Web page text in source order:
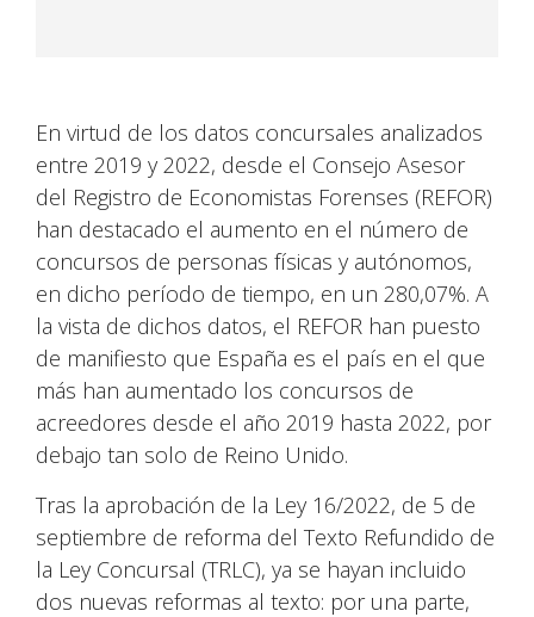
En virtud de los datos concursales analizados
entre 2019 y 2022, desde el Consejo Asesor
del Registro de Economistas Forenses (REFOR)
han destacado el aumento en el número de
concursos de personas físicas y autónomos,
en dicho período de tiempo, en un 280,07%. A
la vista de dichos datos, el REFOR han puesto
de manifiesto que España es el país en el que
más han aumentado los concursos de
acreedores desde el año 2019 hasta 2022, por
debajo tan solo de Reino Unido.
Tras la aprobación de la Ley 16/2022, de 5 de
septiembre de reforma del Texto Refundido de
la Ley Concursal (TRLC), ya se hayan incluido
dos nuevas reformas al texto: por una parte,